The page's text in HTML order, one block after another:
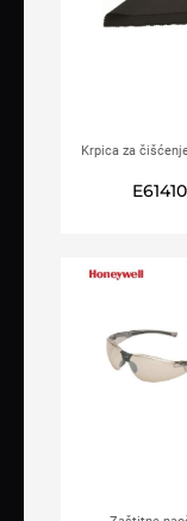
Krpica za
E61410